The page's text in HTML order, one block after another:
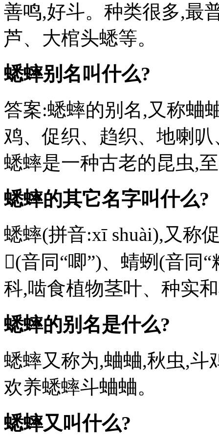
善鸣,好斗。种类很多,最
芦、大棺头蟋等。
蟋蟀别名叫什么?
答案:蟋蟀的别名,又称蛐
鸡、促织、趋织、地喇
蟋蟀是一种古老的昆虫,
蟋蟀的其它名字叫什么?
蟋蟀(拼音:xī shuài),又称
𧉍(音同“唧”)、蜻蛚(音同
科,啮食植物茎叶、种实
蟋蟀的别名是什么?
蟋蟀又称为,蛐蛐,秋虫,斗
欢养蟋蟀斗蛐蛐。
蟋蟀又叫什么?